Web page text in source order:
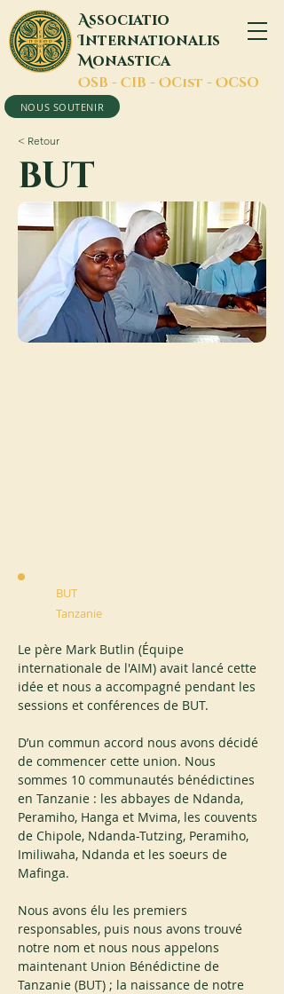
Associatio
Internationalis
Monastica
OSB - CIB - OCist - OCSO
NOUS SOUTENIR
< Retour
BUT
BUT
Tanzanie
Le père Mark Butlin (Équipe
internationale de l'AIM) avait lancé cette
idée et nous a accompagné pendant les
sessions et conférences de BUT.
D’un commun accord nous avons décidé
de commencer cette union. Nous
sommes 10 communautés bénédictines
en Tanzanie : les abbayes de Ndanda,
Peramiho, Hanga et Mvima, les couvents
de Chipole, Ndanda-Tutzing, Peramiho,
Imiliwaha, Ndanda et les soeurs de
Mafinga.
Nous avons élu les premiers
responsables, puis nous avons trouvé
notre nom et nous nous appelons
maintenant Union Bénédictine de
Tanzanie (BUT) ; la naissance de notre